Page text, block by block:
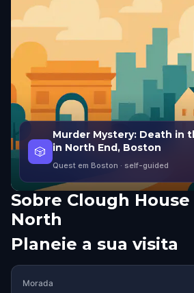
🎲
Murder Mystery: Death in
in North End, Boston
Quest em Boston · self-guided
Sobre Clough
North
Planeie a sua visita
Morada